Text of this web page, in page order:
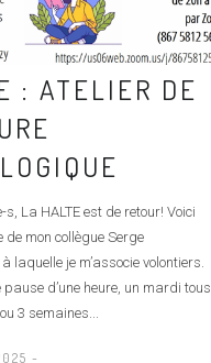
: ATELIER DE
s, La HALTE est de retour! Voici
de mon collègue Serge
laquelle je m’associe volontiers.
pause d’une heure, un mardi tous
3 semaines...
-